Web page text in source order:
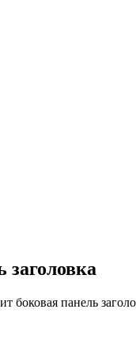
боковая панель